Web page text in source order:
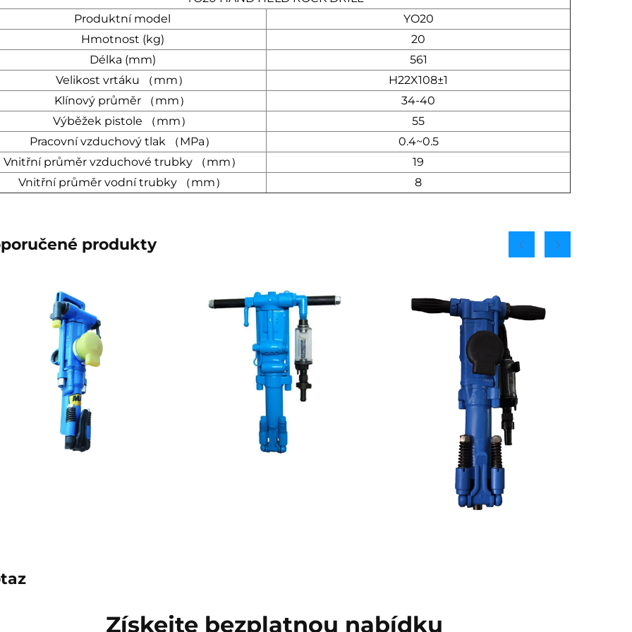
Produktní model
YO20
Hmotnost (kg)
20
Délka (mm)
561
Velikost vrtáku （mm）
H22X108±1
Klínový průměr （mm）
34-40
Výběžek pistole （mm）
55
Pracovní vzduchový tlak （MPa）
0.4~0.5
Vnitřní průměr vzduchové trubky （mm）
19
Vnitřní průměr vodní trubky （mm）
8
produkty
Získejte bezplatnou nabídku